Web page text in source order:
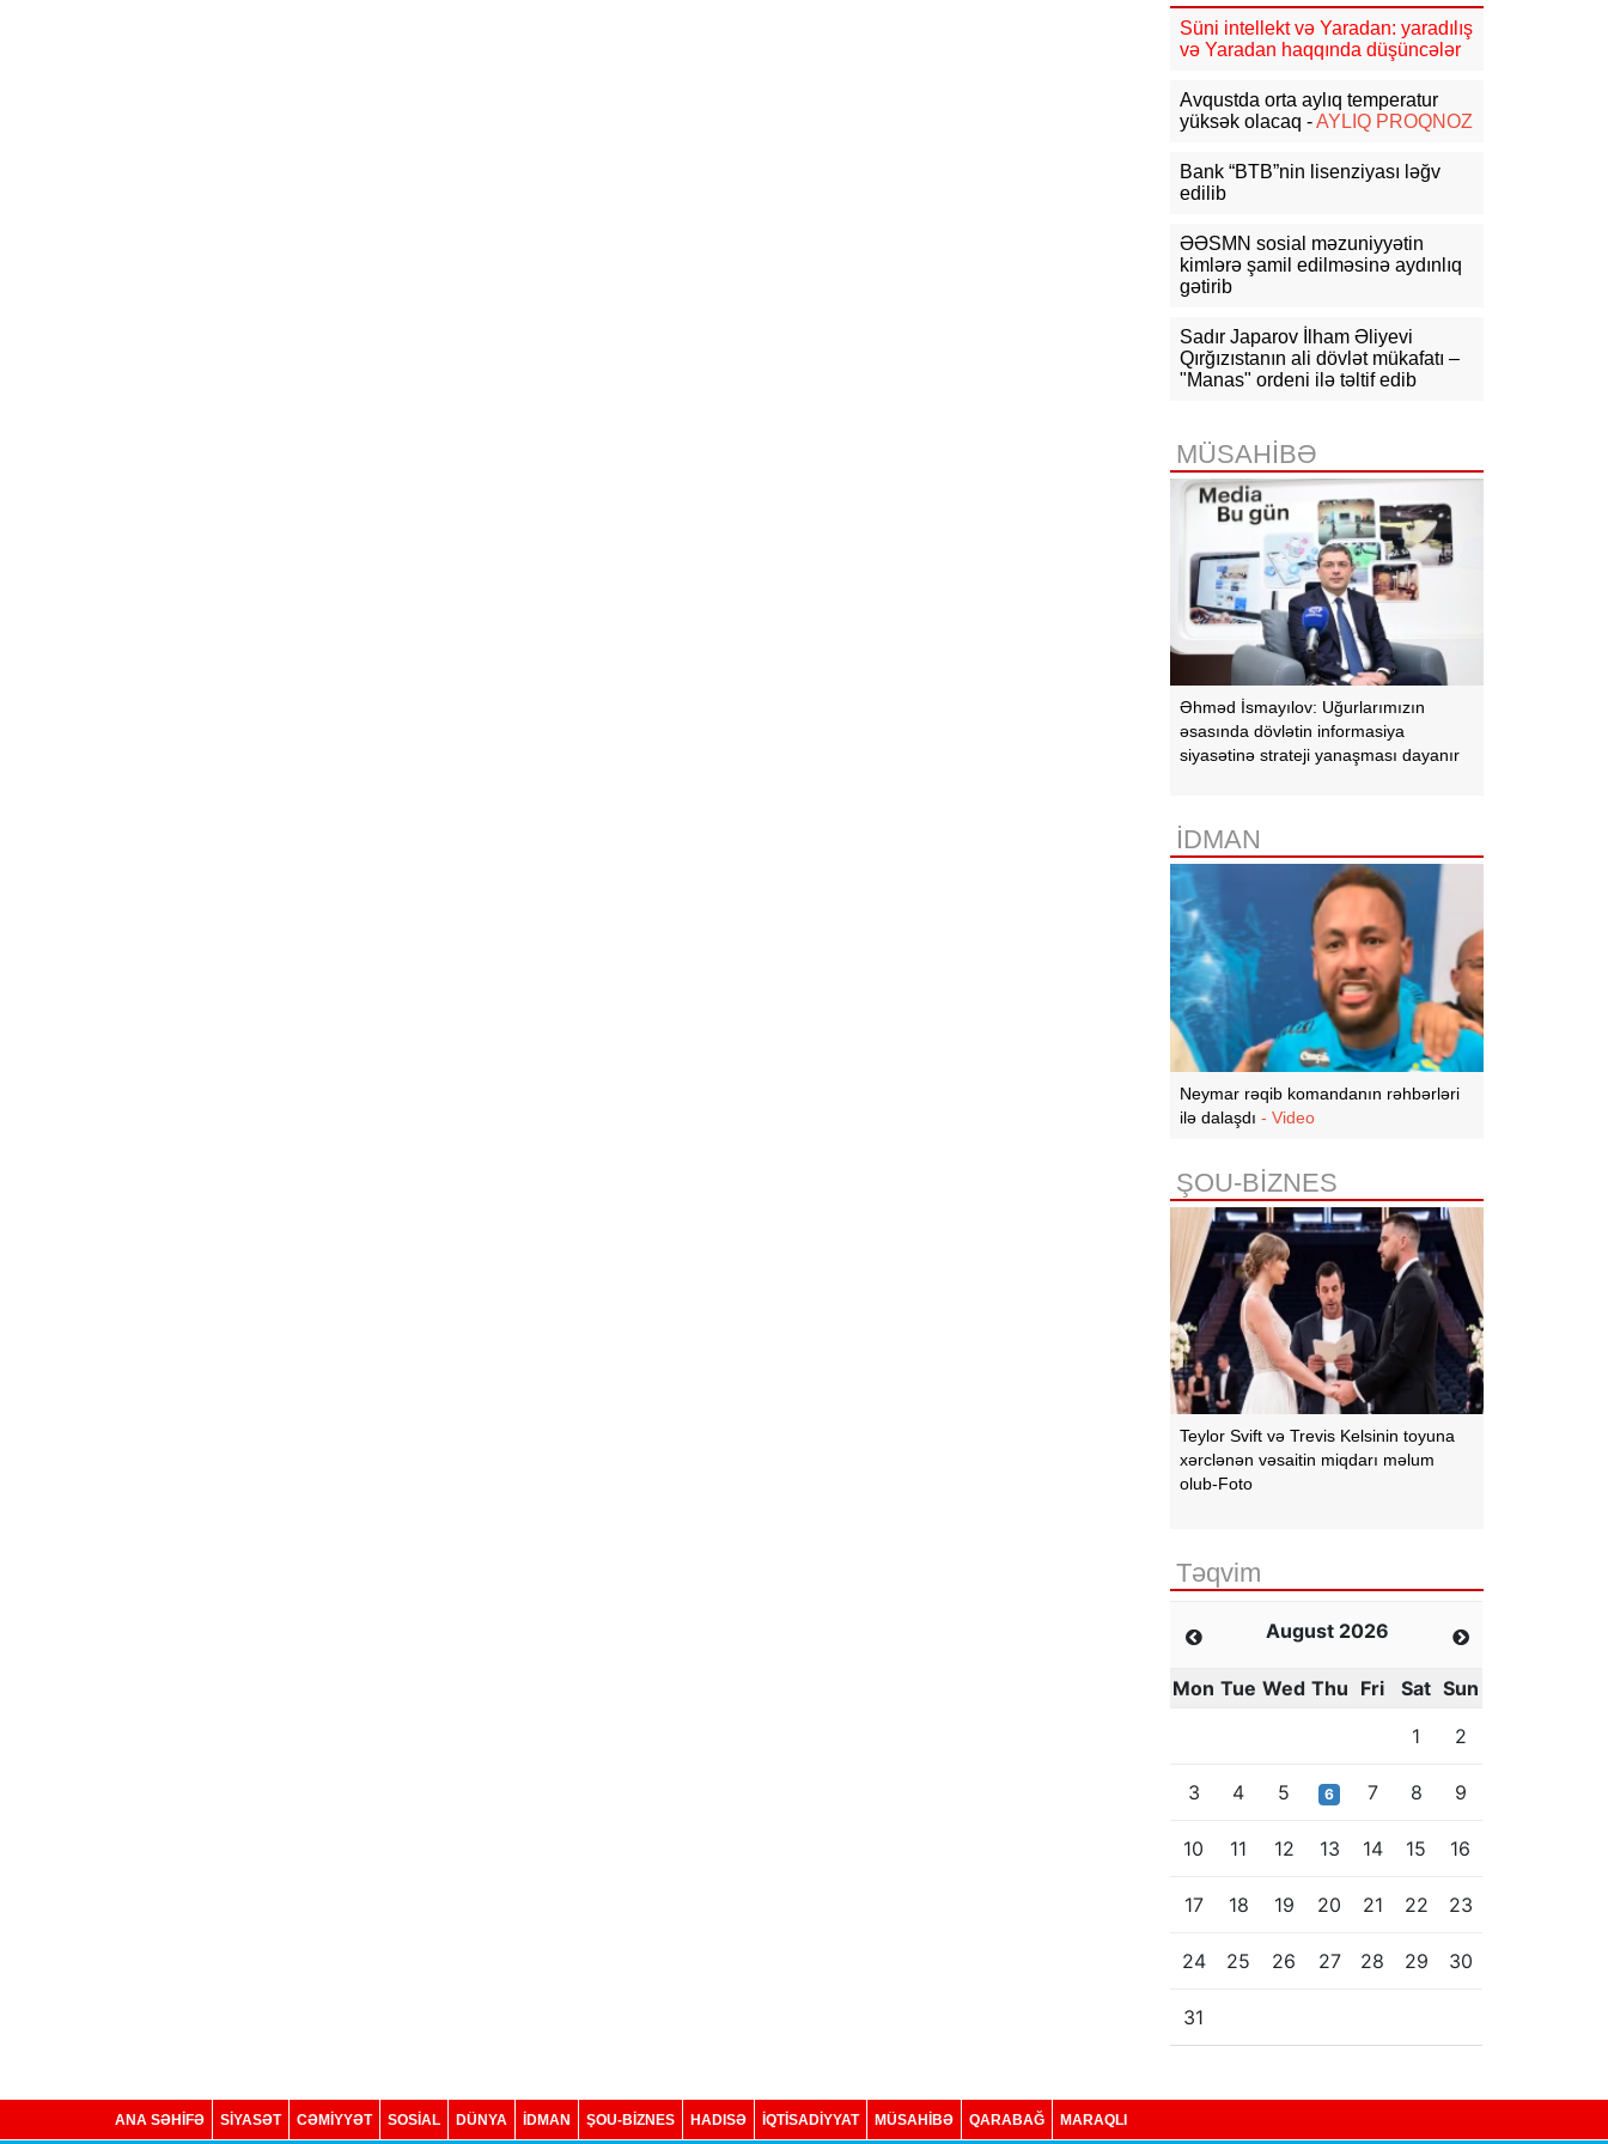
09:41 NYT: ABŞ Mərkəzi Kəşfiyyat
İdarəsi Kuba üzrə gizli əməliyyat
09:29 Politico: ABŞ və Ukrayna
yaxşılaşıb
etməyə üstünlük verərdim
09:12 Pezeşkian: Onlar Suriya kimi,
keçirməyi planlaşdırırdılar
09:01 Ceyhun Bayramovun
Süni intellekt və Yaradan: yaradılış
və Yaradan haqqında düşüncələr
Avqustda orta aylıq temperatur
yüksək olacaq -AYLIQ PROQNOZ
Bank “BTB”nin lisenziyası ləğv
edilib
ƏƏSMN sosial məzuniyyətin
kimlərə şamil edilməsinə aydınlıq
gətirib
Sadır Japarov İlham Əliyevi
Qırğızıstanın ali dövlət mükafatı –
"Manas" ordeni ilə təltif edib
MÜSAHİBƏ
Əhməd İsmayılov: Uğurlarımızın
əsasında dövlətin informasiya
siyasətinə strateji yanaşması dayanır
İDMAN
Neymar rəqib komandanın rəhbərləri
ilə dalaşdı- Video
ŞOU-BİZNES
Teylor Svift və Trevis Kelsinin toyuna
xərclənən vəsaitin miqdarı məlum
olub-Foto
Təqvim
August 2026
Mon Tue Wed Thu Fri Sat Sun
1
2
3 4 5 6 7 8 9
10 11 12 13 14 15 16
17 18 19 20 21 22 23
24 25 26 27 28 29 30
31
ANA SƏHİFƏ SİYASƏT CƏMİYYƏT SOSIAL DÜNYA İDMAN ŞOU-BİZNES HADISƏ İQTISADIYYAT MÜSAHİBƏ QARABAĞ MARAQLI